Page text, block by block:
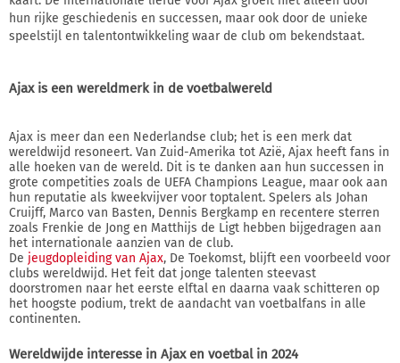
hun rijke geschiedenis en successen, maar ook door de unieke
speelstijl en talentontwikkeling waar de club om bekendstaat.
Ajax is een wereldmerk in de voetbalwereld
Ajax is meer dan een Nederlandse club; het is een merk dat
wereldwijd resoneert. Van Zuid-Amerika tot Azië, Ajax heeft fans in
alle hoeken van de wereld. Dit is te danken aan hun successen in
grote competities zoals de UEFA Champions League, maar ook aan
hun reputatie als kweekvijver voor toptalent. Spelers als Johan
Cruijff, Marco van Basten, Dennis Bergkamp en recentere sterren
zoals Frenkie de Jong en Matthijs de Ligt hebben bijgedragen aan
het internationale aanzien van de club.
De jeugdopleiding van Ajax, De Toekomst, blijft een voorbeeld voor
clubs wereldwijd. Het feit dat jonge talenten steevast
doorstromen naar het eerste elftal en daarna vaak schitteren op
het hoogste podium, trekt de aandacht van voetbalfans in alle
continenten.
Wereldwijde interesse in Ajax en voetbal in 2024